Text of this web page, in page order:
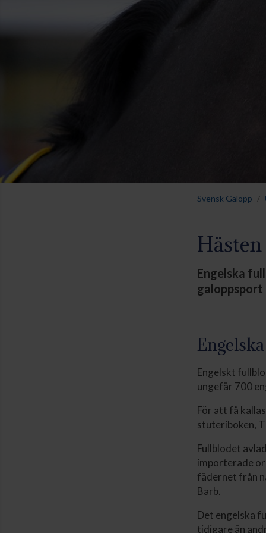
Svensk Galopp
Hästen
Engelska
galoppsport
Engelskt
ungefär 700
För att få
stuteriboken,
Fullblodet
importerade
fädernet från
Barb.
Det engelska
tidigare än